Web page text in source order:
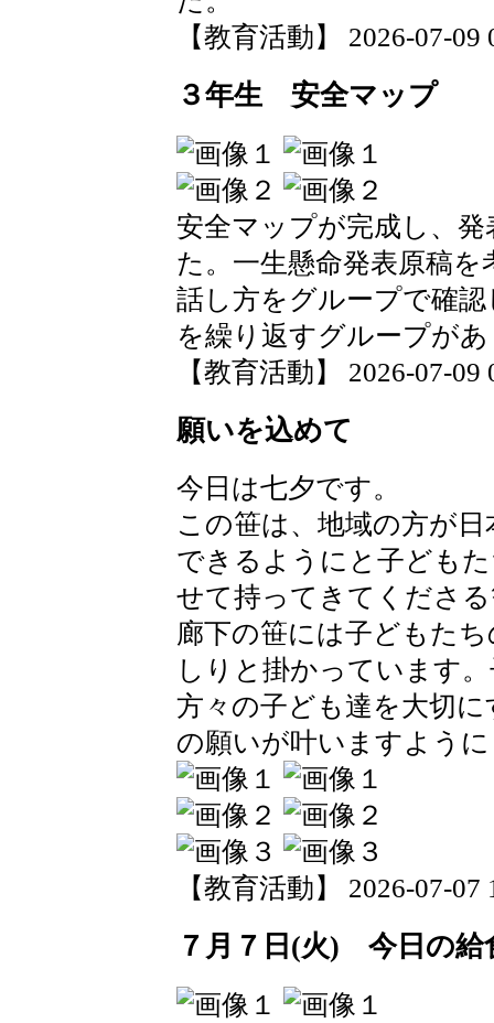
【教育活動】 2026-07-09
３年生 安全マップ
安全マップが完成し、
た。一生懸命発表原稿
話し方をグループで確
を繰り返すグループが
【教育活動】 2026-07-09
願いを込めて
今日は七夕です。
この笹は、地域の方が
できるようにと子ども
せて持ってきてくださ
廊下の笹には子どもた
しりと掛かっています
方々の子ども達を大切
の願いが叶いますよう
【教育活動】 2026-07-07
７月７日(火) 今日の給